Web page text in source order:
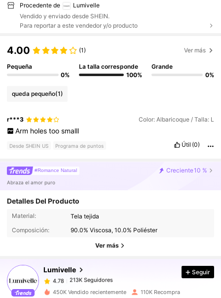
Procedente de
Lumivelle
Vendido y enviado desde SHEIN.
Para reportar a este vendedor y/o producto
4.00 (1) Ver más
Pequeña
0%
La talla corresponde
100%
Grande
0%
queda pequeño(1)
r***3 Color: Albaricoque / Talla: L
Arm holes too smalll
Desde SHEIN US Programa de puntos Útil (0)
#Romance Natural Creciente10 %
Abraza el amor puro
Detalles Del Producto
Material:
Tela tejida
Composición:
90.0% Viscosa, 10.0% Poliéster
Ver más
Lumivelle
213K Seguidores
213K Seguidores
4.78 213K Seguidores
Seguir
450K Vendido recientemente 110K Recompra